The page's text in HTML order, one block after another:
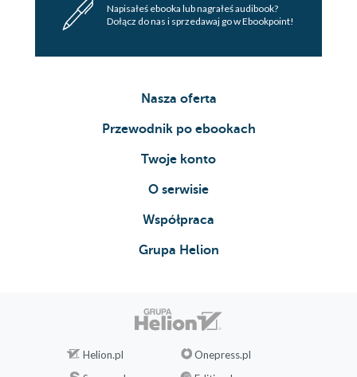
Napisałeś ebooka lub nagrałeś audibook?
Dołącz do nas i sprzedawaj go w Ebookpoint!
Nasza oferta
Przewodnik po ebookach
Twoje konto
O serwisie
Współpraca
Grupa Helion
Helion.pl
Onepress.pl